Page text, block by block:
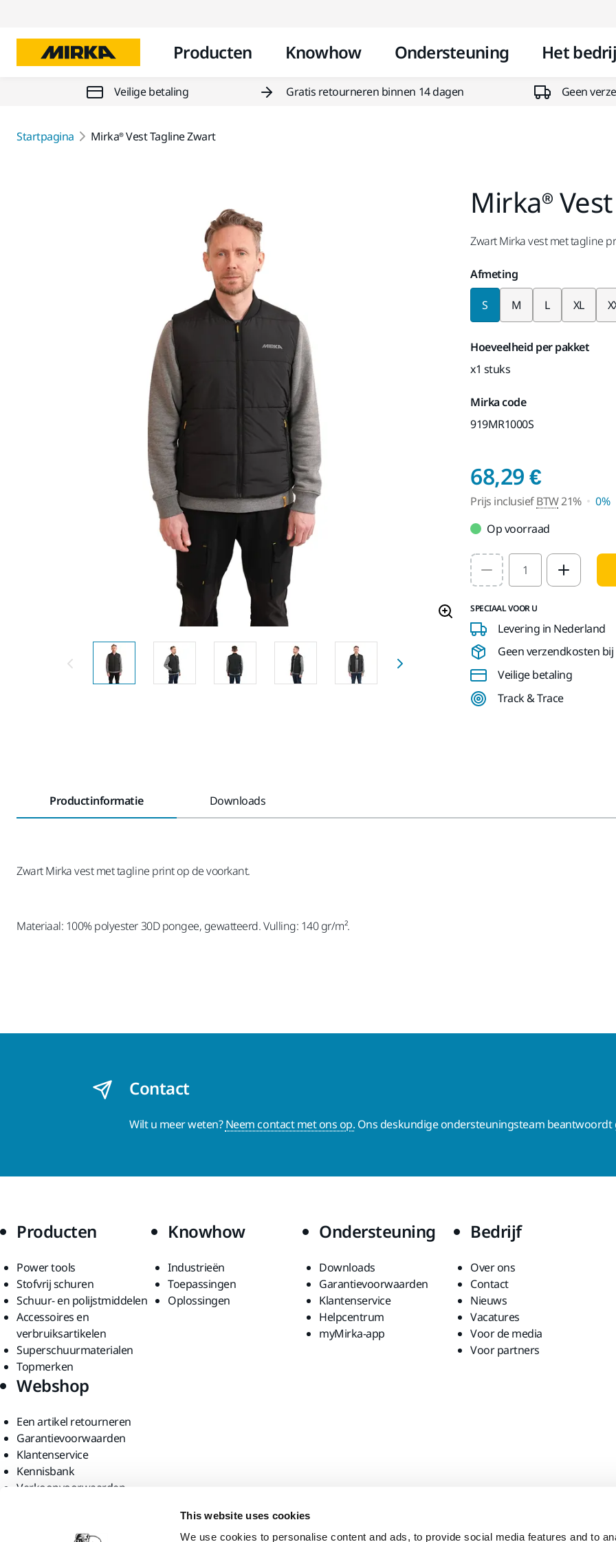
This website uses cookies
We use cookies to personalise content and ads, to provide social media features and to
Producten Knowhow Ondersteuning Het
Veilige betaling Gratis retourneren binnen 14 dagen Geen
Startpagina Mirka® Vest Tagline Zwart
Mirka®
Zwart Mirka vest met tagline
Afmeting
S M L XL
Hoeveelheid per pakket
x1 stuks
Mirka code
919MR1000S
68,29 €Prijs
Prijs inclusiefBTW21%
0%
Op voorraad
Select quantity value
SPECIAAL VOOR U
Levering in Nederland
Geen verzendkosten
Veilige betaling
Track & Trace
Productinformatie Downloads
Zwart Mirka vest met tagline print op de voorkant.
Materiaal: 100% polyester 30D pongee, gewatteerd. Vulling: 140 gr/m².
Contact
Wilt u meer weten?Neem contact met ons op. Ons deskundige ondersteuningsteam beantwoordt
Producten
Power tools
Stofvrij schuren
Schuur- en polijstmiddelen
Accessoires en
verbruiksartikelen
Superschuurmaterialen
Topmerken
Knowhow
Industrieën
Toepassingen
Oplossingen
Ondersteuning
Downloads
Garantievoorwaarden
Klantenservice
Helpcentrum
myMirka-app
Bedrijf
Over ons
Contact
Nieuws
Vacatures
Voor de media
Voor partners
Webshop
Een artikel retourneren
Garantievoorwaarden
Klantenservice
Kennisbank
Verkoopvoorwaarden